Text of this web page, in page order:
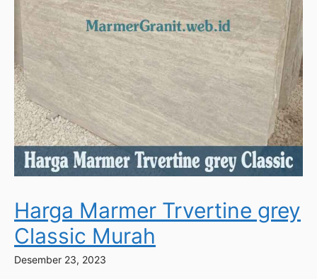
Harga Marmer Trvertine grey
Classic Murah
Desember 23, 2023